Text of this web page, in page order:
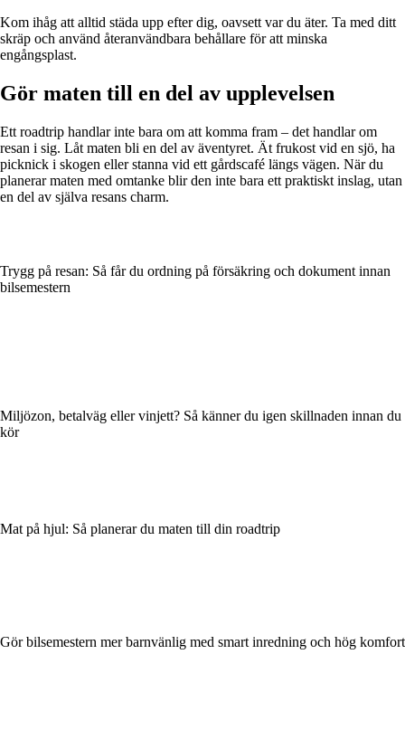
Kom ihåg att alltid städa upp efter dig, oavsett var du äter. Ta med ditt
skräp och använd återanvändbara behållare för att minska
engångsplast.
Gör maten till en del av upplevelsen
Ett roadtrip handlar inte bara om att komma fram – det handlar om
resan i sig. Låt maten bli en del av äventyret. Ät frukost vid en sjö, ha
picknick i skogen eller stanna vid ett gårdscafé längs vägen. När du
planerar maten med omtanke blir den inte bara ett praktiskt inslag, utan
en del av själva resans charm.
Trygg på resan: Så får du ordning på försäkring och dokument innan
bilsemestern
Miljözon, betalväg eller vinjett? Så känner du igen skillnaden innan du
kör
Mat på hjul: Så planerar du maten till din roadtrip
Gör bilsemestern mer barnvänlig med smart inredning och hög komfort